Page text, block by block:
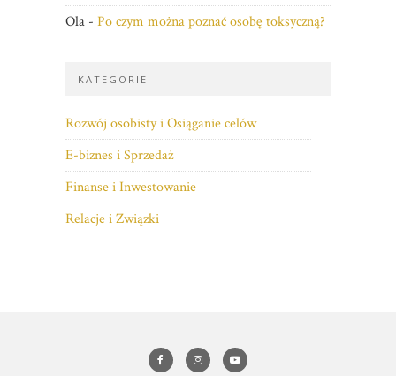
Ola - Po czym można poznać osobę toksyczną?
KATEGORIE
Rozwój osobisty i Osiąganie celów
E-biznes i Sprzedaż
Finanse i Inwestowanie
Relacje i Związki